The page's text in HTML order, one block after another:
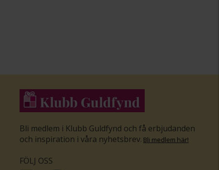
Bli medlem i Klubb Guldfynd och få erbjudanden
och inspiration i våra nyhetsbrev. Bli medlem här!
FÖLJ OSS